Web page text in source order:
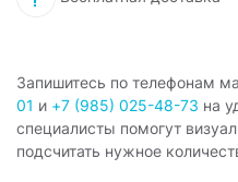
Запишитесь по телефонам
01 и +7 (985) 025-48-73 на
специалисты помогут
подсчитать нужное